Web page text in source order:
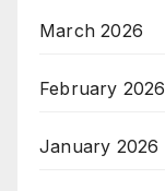
March 2026
February 2026
January 2026